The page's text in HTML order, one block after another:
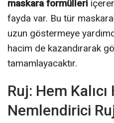
maskara formülleri
fayda var. Bu tür
uzun göstermeye
hacim de kazandırarak
tamamlayacaktır.
Ruj: Hem
Nemlendirici